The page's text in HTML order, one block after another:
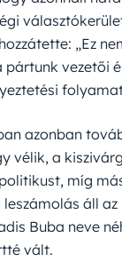
„Ez
vezetői
azonban
vélik, a
míg
áll
Buba neve
vált.